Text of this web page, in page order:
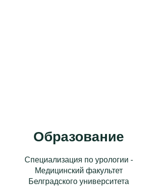
Oбразование
Специализация по урологии -
Mедицинский факультет
Белградского университета